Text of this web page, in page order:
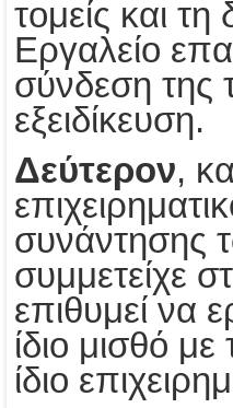
τομείς και
Εργαλείο
σύνδεση της
εξειδίκευση.
Δεύτερον,
συνάντησης
συμμετείχε
επιθυμεί να
ίδιο μισθό
ίδιο